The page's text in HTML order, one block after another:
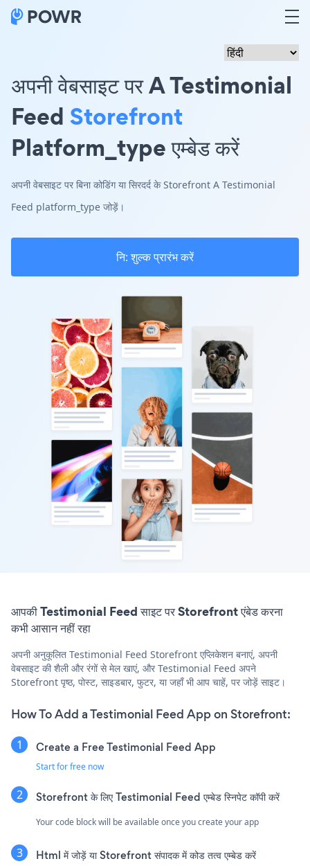
अपनी वेबसाइट पर A Testimonial
Feed Storefront
Platform_type एम्बेड करें
अपनी वेबसाइट पर बिना कोडिंग या सिरदर्द के Storefront A Testimonial
Feed platform_type जोड़ें।
नि: शुल्क प्रारंभ करें
आपकी Testimonial Feed साइट पर Storefront एंबेड करना
कभी आसान नहीं रहा
अपनी अनुकूलित Testimonial Feed Storefront एप्लिकेशन बनाएं, अपनी
वेबसाइट की शैली और रंगों से मेल खाएं, और Testimonial Feed अपने
Storefront पृष्ठ, पोस्ट, साइडबार, फुटर, या जहाँ भी आप चाहें, पर जोड़ें साइट।
How To Add a Testimonial Feed App on Storefront:
Create a Free Testimonial Feed App
Start for free now
Storefront के लिए Testimonial Feed एम्बेड स्निपेट कॉपी करें
Your code block will be available once you create your app
Html में जोड़ें या Storefront संपादक में कोड तत्व एम्बेड करें